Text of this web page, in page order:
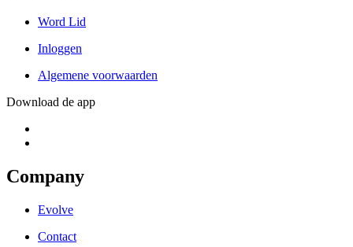
Word Lid
Inloggen
Algemene voorwaarden
Download de app
Company
Evolve
Contact